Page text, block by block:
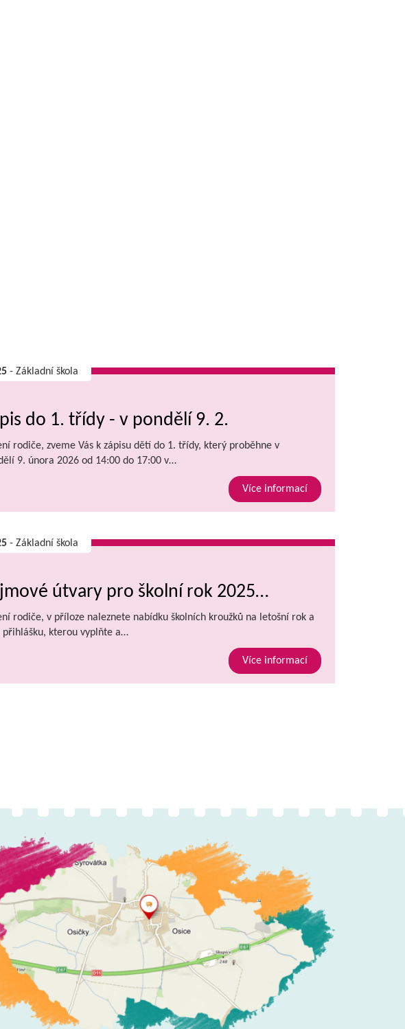
- Základní škola
do 1. třídy - v pondělí 9. 2.
rodiče, zveme Vás k zápisu dětí do 1. třídy, který proběhne v
9. února 2026 od 14:00 do 17:00 v…
Více informací
- Základní škola
útvary pro školní rok 2025…
rodiče, v příloze naleznete nabídku školních kroužků na letošní rok a
přihlášku, kterou vyplňte a…
Více informací